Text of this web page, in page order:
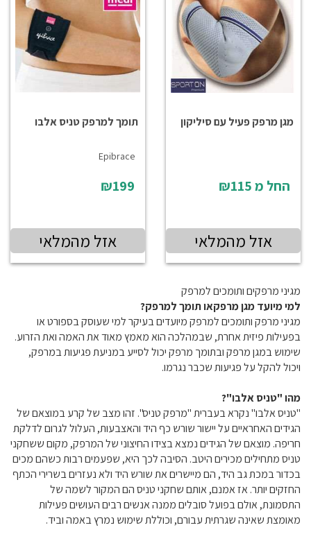
מגן מרפק פעיל עם סיליקון
החל מ
אזל מהמלאי
תומך למרפק טניס אלבו
Epibrace
₪199
אזל מהמלאי
מגיני מרפקים ותומכים למרפק
למי מיועד מגן מרפקאו תומך למרפק?
מגיני מרפק ותומכים למרפק מיועדים בעיקר למי שעוסק בספורט או
בפעילות פיזית אחרת, שבמהלכה הוא מאמץ מאוד את האמה ואת הזרוע.
שימוש במגן מרפק ובתומך מרפק יכול לסייע במניעת פגיעות במרפק,
ויכול להקל על פגיעות שכבר נגרמו.
מהו "טניס אלבו"?
"טניס אלבו" נקרא בעברית "מרפק טניס". זהו מצב של קרע במוצאם של
הגידים האחראיים על יישור שורש כף היד והאצבעות, העלול לגרום לדלקת
חריפה. מוצאם של הגידים נמצא בצידו החיצוני של המרפק, מקום ששחקני
טניס מתחילים מכירים היטב. הסיבה לכך היא, שפעמים רבות כשהם מכים
בכדור במכת גב היד, הם מיישרים את שורש היד ולא נעזרים בשרירי הכתף
החזקים יותר. אז אמנם, אותם שחקני טניס הם המקור לשמה של
התסמונת, אולם בפועל סובלים ממנה אנשים רבים העושים פעילות
מאומצת שאינה שגרתית עבורם, וכוללת שימוש נמרץ באמה וביד.